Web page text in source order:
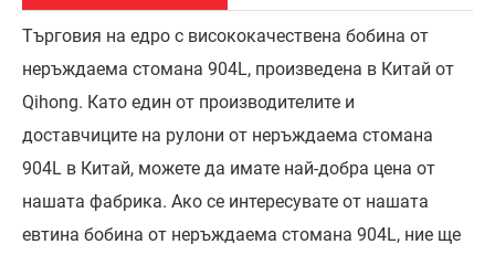
Търговия на едро с висококачествена бобина от
неръждаема стомана 904L, произведена в Китай от
Qihong. Като един от производителите и
доставчиците на рулони от неръждаема стомана
904L в Китай, можете да имате най-добра цена от
нашата фабрика. Ако се интересувате от нашата
евтина бобина от неръждаема стомана 904L, ние ще